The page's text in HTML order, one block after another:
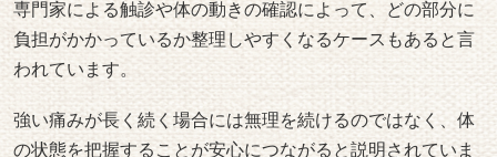
初めての方へ
料金・施術の流れ
お客様の声
医療関係者・アスリート・専門家からの推薦状